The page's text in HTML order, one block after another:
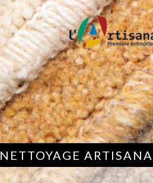
NETTOYAGE